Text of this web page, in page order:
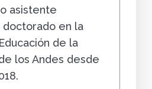
asistente
doctorado en la
de la
los Andes desde